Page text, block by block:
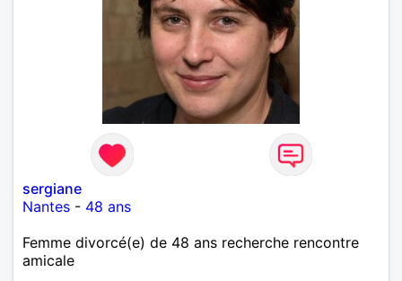
sergiane
Nantes - 48 ans
Femme divorcé(e) de 48 ans recherche rencontre
amicale